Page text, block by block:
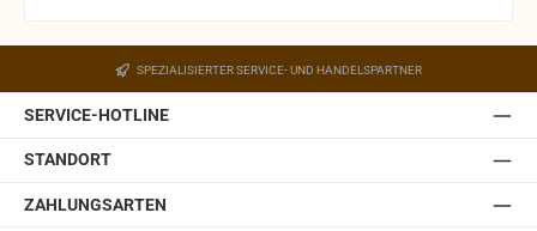
SPEZIALISIERTER SERVICE- UND HANDELSPARTNER
SERVICE-HOTLINE
STANDORT
ZAHLUNGSARTEN